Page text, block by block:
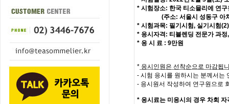
* 시험장소: 한국 티소믈리에 연구
(주소: 서울시 성동구 아
* 시험과목: 필기시험, 실기시험(2)
* 응시자격 : 티블렌딩 전문가 과정,
* 응 시 료 : 9만원
* 응시인원은 선착순으로 마감됩
- 시험 응시를 원하시는 분께서는
- 응시원서 작성하여 연구원으로
* 응시료는 미응시의 경우 차회